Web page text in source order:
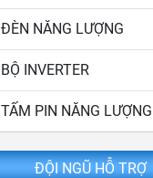
ĐÈN NĂNG LƯỢNG
BỘ INVERTER
TẤM PIN NĂNG LƯỢNG
ĐỘI NGŨ HỖ TRỢ